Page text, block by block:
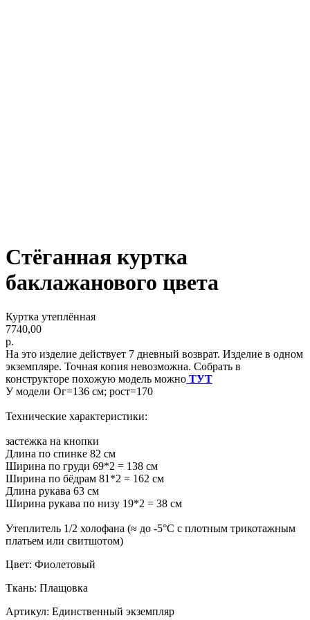
Стёганная куртка
баклажанового цвета
Куртка утеплённая
7740,00
р.
На это изделие действует 7 дневный возврат. Изделие в одном
экземпляре. Точная копия невозможна. Собрать в
конструкторе похожую модель можно ТУТ
У модели Ог=136 см; рост=170
Технические характеристики:
застежка на кнопки
Длина по спинке 82 см
Ширина по груди 69*2 = 138 см
Ширина по бёдрам 81*2 = 162 см
Длина рукава 63 см
Ширина рукава по низу 19*2 = 38 см
Утеплитель 1/2 холофана (≈ до -5°C с плотным трикотажным
платьем или свитшотом)
Цвет: Фиолетовый
Ткань: Плащовка
Артикул: Единственный экземпляр